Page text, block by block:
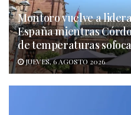
Montoro vuelve a
España mientras
de temperaturas
JUEVES, 6 AGOSTO 2026